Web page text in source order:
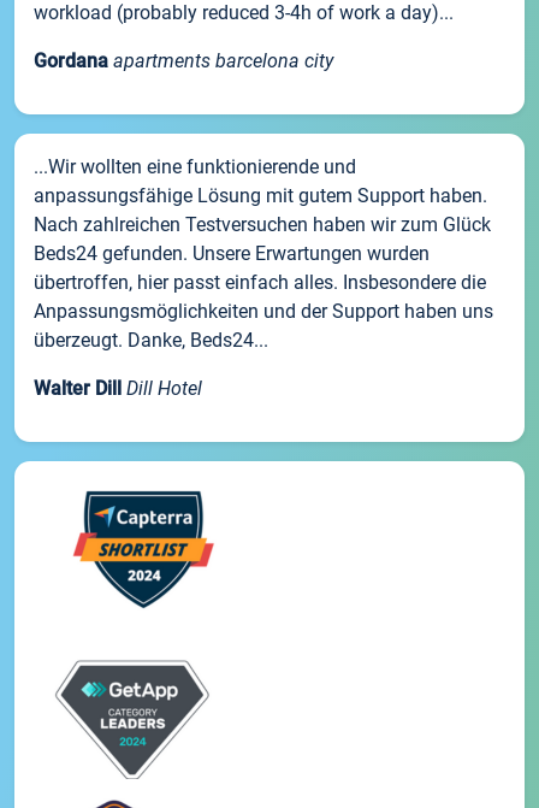
workload (probably reduced 3-4h of work a day)...
Gordana apartments barcelona city
...Wir wollten eine funktionierende und
anpassungsfähige Lösung mit gutem Support haben.
Nach zahlreichen Testversuchen haben wir zum Glück
Beds24 gefunden. Unsere Erwartungen wurden
übertroffen, hier passt einfach alles. Insbesondere die
Anpassungsmöglichkeiten und der Support haben uns
überzeugt. Danke, Beds24...
Walter Dill Dill Hotel